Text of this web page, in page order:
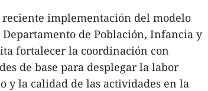
implementación del modelo
de Población, Infancia y
fortalecer la coordinación con
de base para desplegar la labor
y la calidad de las actividades en la